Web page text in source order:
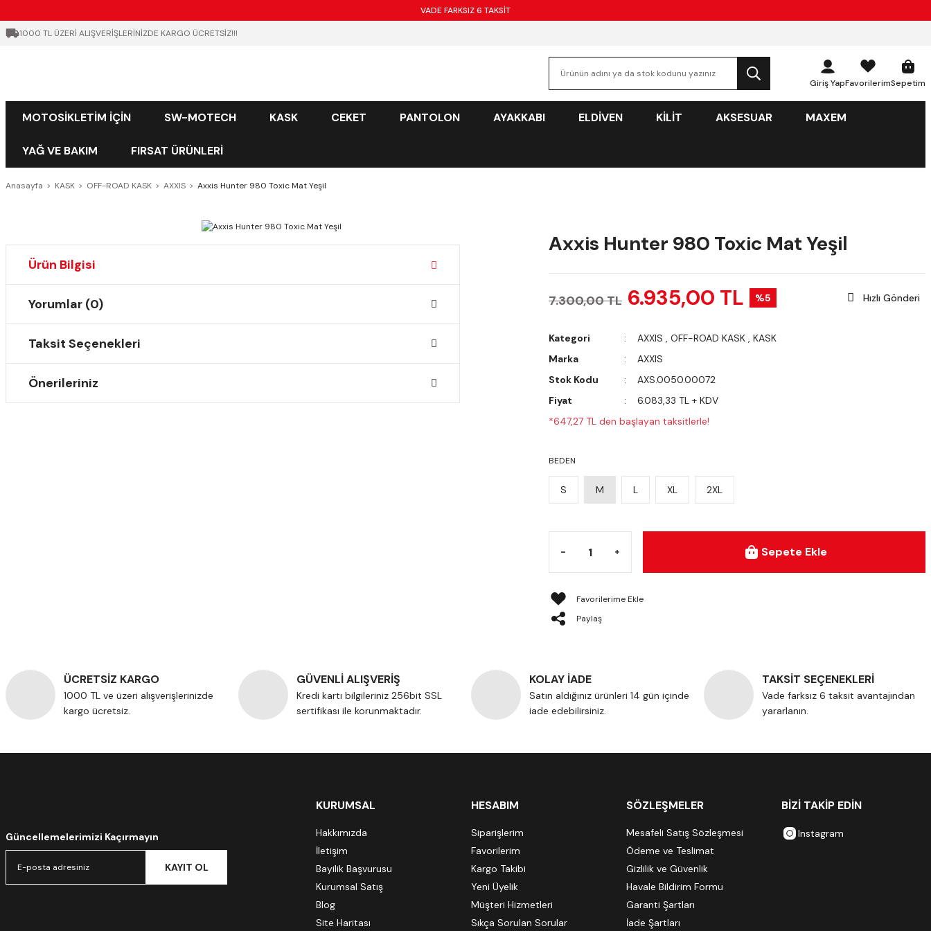
VADE FARKSIZ 6 TAKSİT
1000 TL ÜZERİ ALIŞVERİŞLERİNİZDE KARGO ÜCRETSİZ!!!
Giriş YapFavorilerimSepetim
MOTOSİKLETİM İÇİN SW-MOTECH KASK CEKET PANTOLON AYAKKABI ELDİVEN KİLİT AKSESUAR MAXEM
YAĞ VE BAKIM FIRSAT ÜRÜNLERİ
Anasayfa KASK OFF-ROAD KASK AXXIS Axxis Hunter 980 Toxic Mat Yeşil
Ürün Bilgisi
Yorumlar (0)
Taksit Seçenekleri
Önerileriniz
Axxis Hunter 980 Toxic Mat Yeşil
7.300,00 TL 6.935,00 TL %5 Hızlı Gönderi
Kategori AXXIS , OFF-ROAD KASK , KASK
Marka
AXXIS
Stok Kodu
AXS.0050.00072
Fiyat
6.083,33 TL + KDV
*647,27 TL den başlayan taksitlerle!
BEDEN
S M L XL 2XL
Sepete Ekle
Paylaş
ÜCRETSİZ KARGO
1000 TL ve üzeri alışverişlerinizde
kargo ücretsiz.
GÜVENLİ ALIŞVERİŞ
Kredi kartı bilgileriniz 256bit SSL
sertifikası ile korunmaktadır.
KOLAY İADE
Satın aldığınız ürünleri 14 gün içinde
iade edebilirsiniz.
TAKSİT SEÇENEKLERİ
Vade farksız 6 taksit avantajından
yararlanın.
Güncellemelerimizi Kaçırmayın
KAYIT OL
KURUMSAL
Hakkımızda
İletişim
Bayilik Başvurusu
Kurumsal Satış
Blog
Site Haritası
HESABIM
Siparişlerim
Favorilerim
Kargo Takibi
Yeni Üyelik
Müşteri Hizmetleri
Sıkça Sorulan Sorular
SÖZLEŞMELER
Mesafeli Satış Sözleşmesi
Ödeme ve Teslimat
Gizlilik ve Güvenlik
Havale Bildirim Formu
Garanti Şartları
İade Şartları
BİZİ TAKİP EDİN
Instagram